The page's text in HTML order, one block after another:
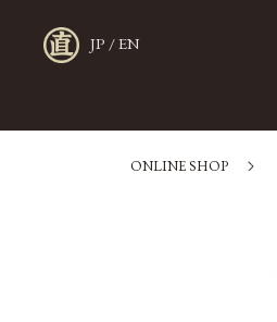
JP /EN
ONLINE SHOP